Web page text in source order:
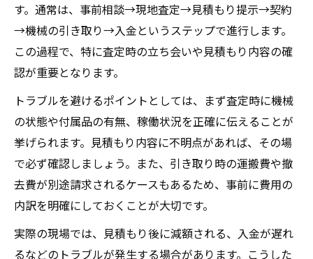
す。通常は、事前相談→現地査定→見積もり提示→契約
→機械の引き取り→入金というステップで進行します。
この過程で、特に査定時の立ち会いや見積もり内容の確
認が重要となります。
トラブルを避けるポイントとしては、まず査定時に機械
の状態や付属品の有無、稼働状況を正確に伝えることが
挙げられます。見積もり内容に不明点があれば、その場
で必ず確認しましょう。また、引き取り時の運搬費や撤
去費が別途請求されるケースもあるため、事前に費用の
内訳を明確にしておくことが大切です。
実際の現場では、見積もり後に減額される、入金が遅れ
るなどのトラブルが発生する場合があります。こうした